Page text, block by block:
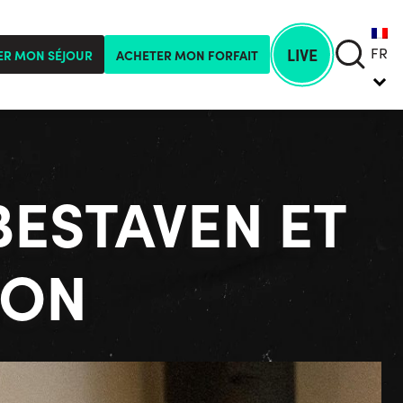
MON SÉJOUR ACHETER MON FORFAIT LIVE FR
ET